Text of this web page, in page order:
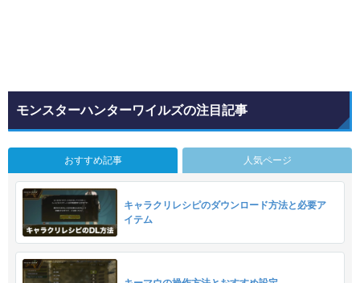
モンスターハンターワイルズの注目記事
おすすめ記事 人気ページ
キャラクリレシピのダウンロード方法と必要ア
イテム